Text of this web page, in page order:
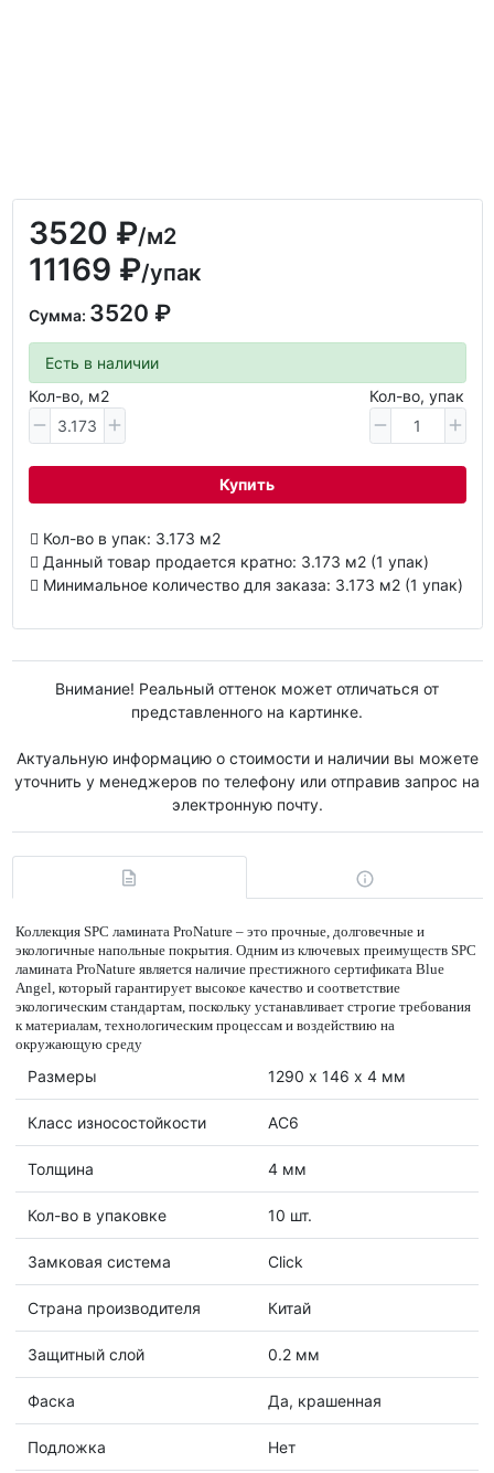
3520 ₽/м2
11169 ₽/упак
Сумма: 3520 ₽
Есть в наличии
Кол-во, м2
Кол-во, упак
Купить
Кол-во в упак: 3.173 м2
Данный товар продается кратно: 3.173 м2 (1 упак)
Минимальное количество для заказа: 3.173 м2 (1 упак)
Внимание! Реальный оттенок может отличаться от
представленного на картинке.
Актуальную информацию о стоимости и наличии вы можете
уточнить у менеджеров по телефону или отправив запрос на
электронную почту.
Коллекция SPC ламината ProNature – это прочные, долговечные и
экологичные напольные покрытия. Одним из ключевых преимуществ SPC
ламината ProNature является наличие престижного сертификата Blue
Angel, который гарантирует высокое качество и соответствие
экологическим стандартам, поскольку устанавливает строгие требования
к материалам, технологическим процессам и воздействию на
окружающую среду
Размеры 1290 х 146 х 4 мм
Класс износостойкости АС6
Толщина 4 мм
Кол-во в упаковке 10 шт.
Замковая система Click
Страна производителя Китай
Защитный слой 0.2 мм
Фаска Да, крашенная
Подложка Нет